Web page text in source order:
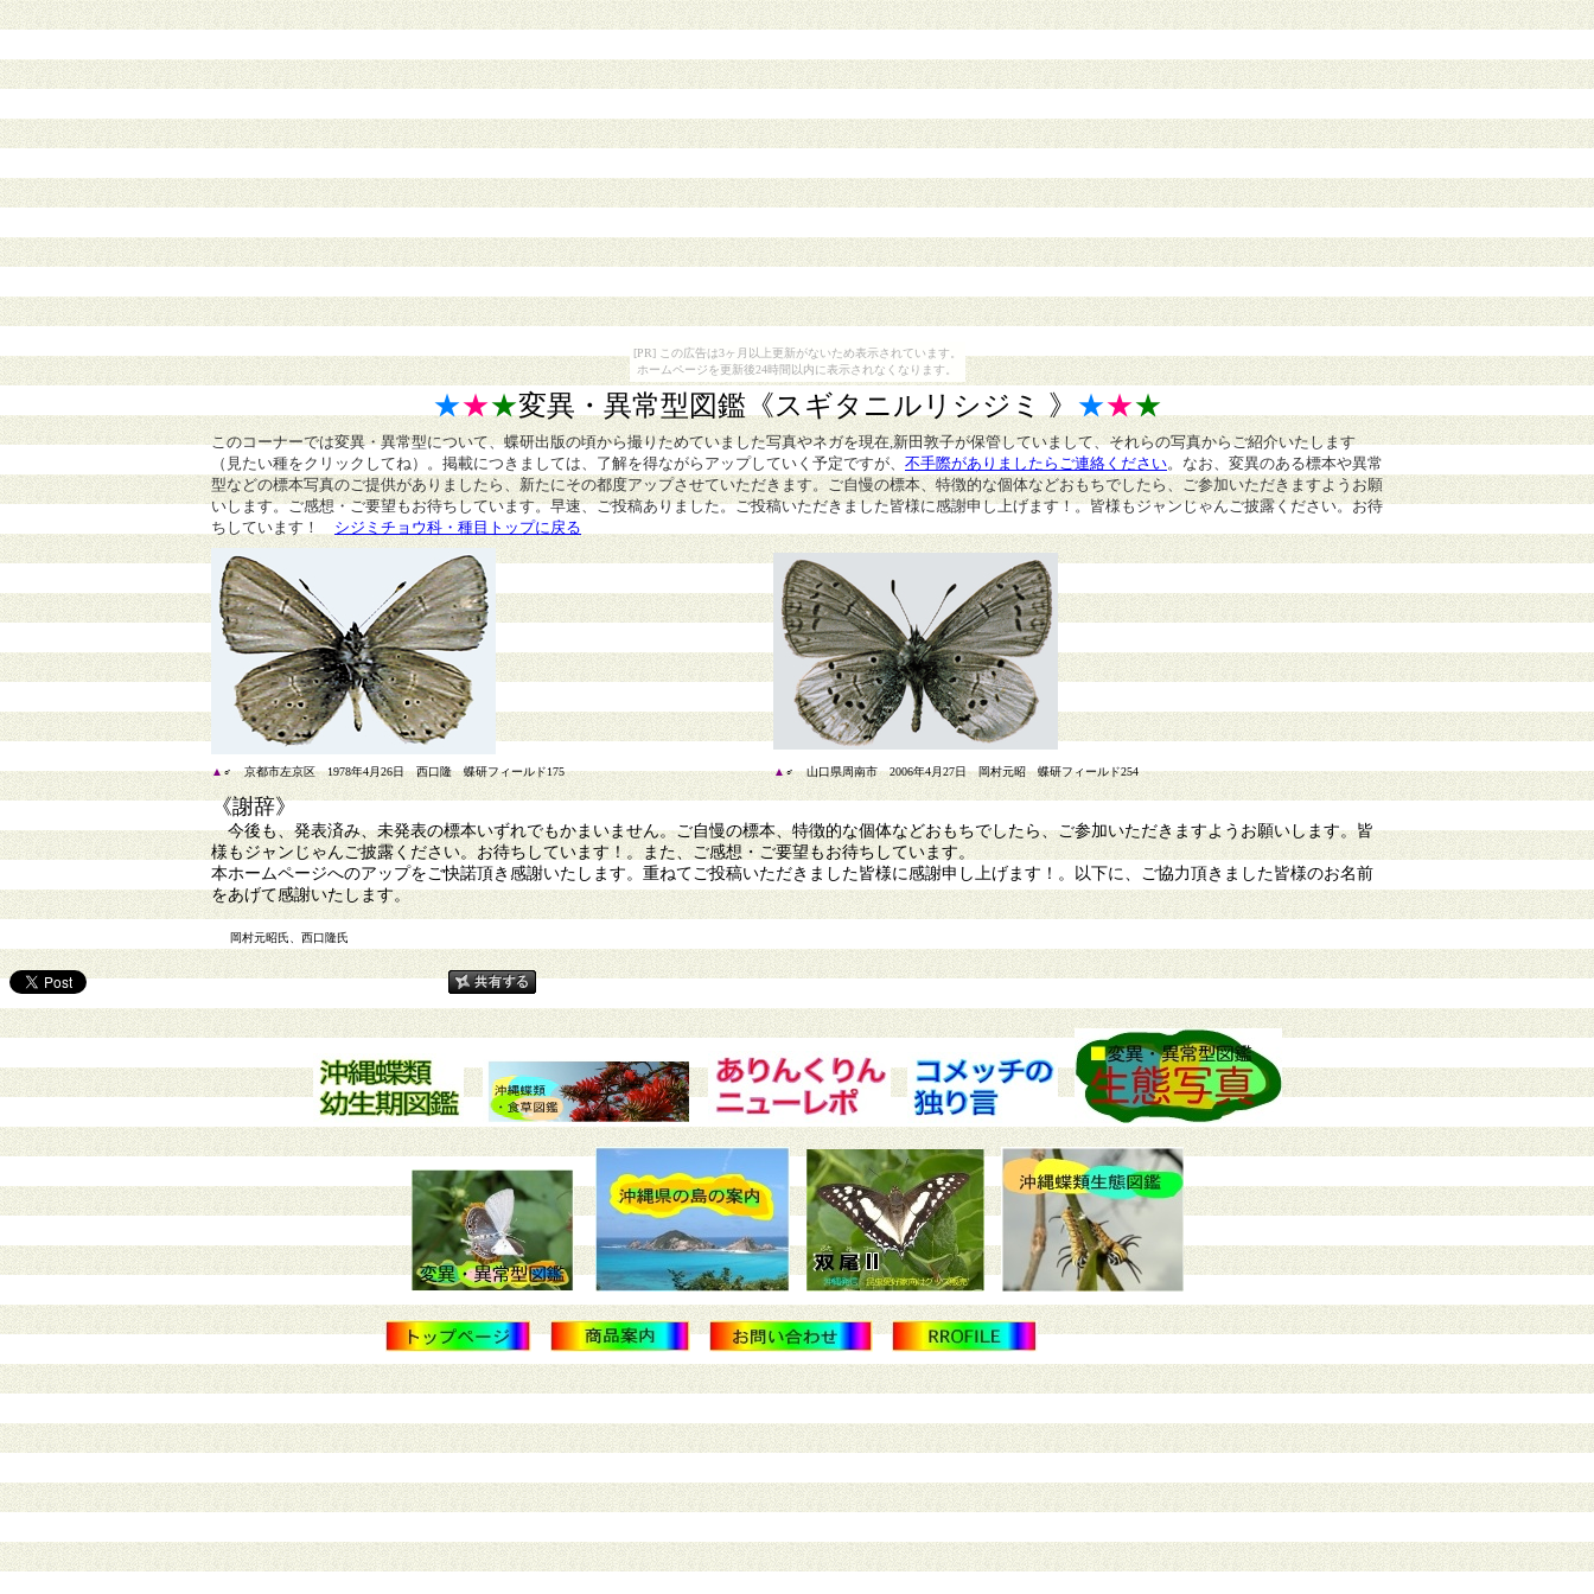
[PR] この広告は3ヶ月以上更新がないため表示されています。
ホームページを更新後24時間以内に表示されなくなります。
★★★変異・異常型図鑑 《スギタニルリシジミ 》 ★★★
このコーナーでは変異・異常型について、蝶研出版の頃から撮りためていました写真やネガを現在,新田敦子が保管していまして、それらの写真からご紹介いたします
（見たい種をクリックしてね）。掲載につきましては、了解を得ながらアップしていく予定ですが、 不手際がありましたらご連絡ください。 なお、変異のある標本や異常
型などの標本写真のご提供がありましたら、新たにその都度アップさせていただきます。ご自慢の標本、特徴的な個体などおもちでしたら、ご参加いただきますようお願
いします。ご感想・ご要望もお待ちしています。早速、ご投稿ありました。ご投稿いただきました皆様に感謝申し上げます！。皆様もジャンじゃんご披露ください。お待
ちしています！
シジミチョウ科・種目トップに戻る
▲♂ 京都市左京区 1978年4月26日 西口隆 蝶研フィールド175 ▲♂ 山口県周南市 2006年4月27日 岡村元昭 蝶研フィールド254
《謝辞》
今後も、発表済み、未発表の標本いずれでもかまいません。ご自慢の標本、特徴的な個体などおもちでしたら、ご参加いただきますようお願いします。皆
様もジャンじゃんご披露ください。お待ちしています！。また、ご感想・ご要望もお待ちしています。
本ホームページへのアップをご快諾頂き感謝いたします。重ねてご投稿いただきました皆様に感謝申し上げます！。以下に、ご協力頂きました皆様のお名前
をあげて感謝いたします。
岡村元昭氏、西口隆氏